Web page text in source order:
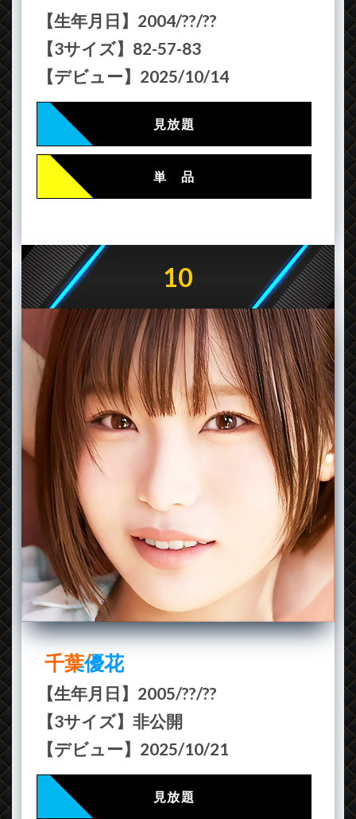
【生年月日】2004/??/??
【3サイズ】82-57-83
【デビュー】2025/10/14
見放題
単 品
10
千葉優花
【生年月日】2005/??/??
【3サイズ】非公開
【デビュー】2025/10/21
見放題